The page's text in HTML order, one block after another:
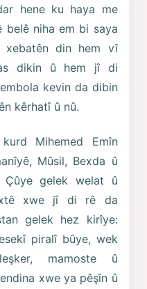
hene ku haya me
belê niha em bi saya
din hem vî
dikin û hem jî di
kevin da dibin
kêrhatî û nû.
Mihemed Emîn
Mûsil, Bexda û
Çûye gelek welat û
xwe jî di rê da
gelek hez kirîye:
piralî bûye, wek
mamoste û
xwe ya pêşîn û